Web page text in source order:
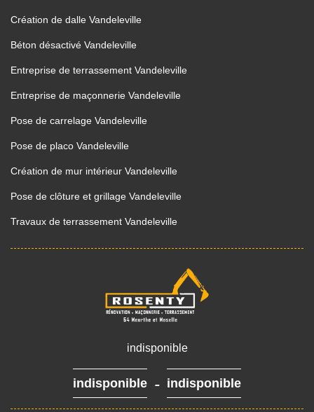
Création de dalle Vandeleville
Béton désactivé Vandeleville
Entreprise de terrassement Vandeleville
Entreprise de maçonnerie Vandeleville
Pose de carrelage Vandeleville
Pose de placo Vandeleville
Création de mur intérieur Vandeleville
Pose de clôture et grillage Vandeleville
Travaux de terrassement Vandeleville
indisponible
indisponible - indisponible